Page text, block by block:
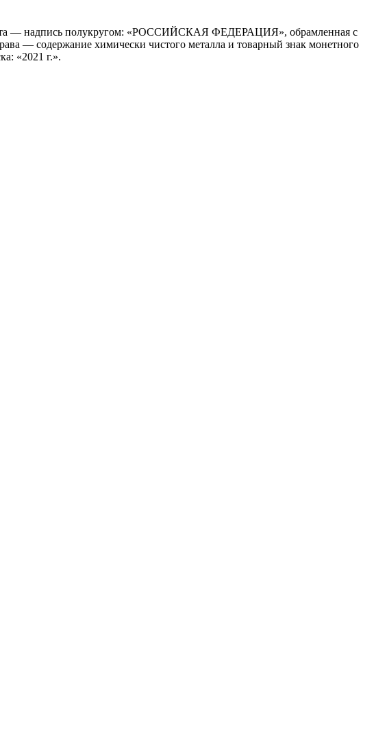
— надпись полукругом: «РОССИЙСКАЯ ФЕДЕРАЦИЯ», обрамленная с
— содержание химически чистого металла и товарный знак монетного
«2021 г.».